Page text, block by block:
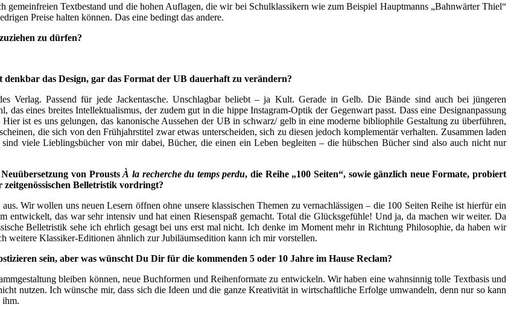
Textbestand und die hohen Auflagen, die wir bei Schulklassikern wie zum Beispiel Hauptmanns „Bahnwärter Thiel“
Preise halten können. Das eine bedingt das andere.
zu dürfen?
das Design, gar das Format der UB dauerhaft zu verändern?
Verlag. Passend für jede Jackentasche. Unschlagbar beliebt – ja Kult. Gerade in Gelb. Die Bände sind auch bei jüngeren
das eines breites Intellektualismus, der zudem gut in die hippe Instagram-Optik der Gegenwart passt. Dass eine Designanpassung
ist es uns gelungen, das kanonische Aussehen der UB in schwarz/ gelb in eine moderne bibliophile Gestaltung zu überführen,
die sich von den Frühjahrstitel zwar etwas unterscheiden, sich zu diesen jedoch komplementär verhalten. Zusammen laden
viele Lieblingsbücher von mir dabei, Bücher, die einen ein Leben begleiten – die hübschen Bücher sind also auch nicht nur
von ProustsÀ la recherche du temps perdu, die Reihe „100 Seiten“, sowie gänzlich neue Formate, probiert
Belletristik vordringt?
Wir wollen uns neuen Lesern öffnen ohne unsere klassischen Themen zu vernachlässigen – die 100 Seiten Reihe ist hierfür ein
entwickelt, das war sehr intensiv und hat einen Riesenspaß gemacht. Total die Glücksgefühle! Und ja, da machen wir weiter. Da
Belletristik sehe ich ehrlich gesagt bei uns erst mal nicht. Ich denke im Moment mehr in Richtung Philosophie, da haben wir
weitere Klassiker-Editionen ähnlich zur Jubiläumsedition kann ich mir vorstellen.
sein, aber was wünscht Du Dir für die kommenden 5 oder 10 Jahre im Hause Reclam?
bleiben können, neue Buchformen und Reihenformate zu entwickeln. Wir haben eine wahnsinnig tolle Textbasis und
nutzen. Ich wünsche mir, dass sich die Ideen und die ganze Kreativität in wirtschaftliche Erfolge umwandeln, denn nur so kann
ihm.